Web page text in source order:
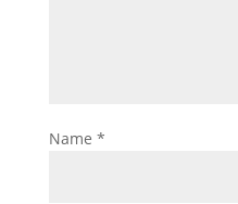
Name *